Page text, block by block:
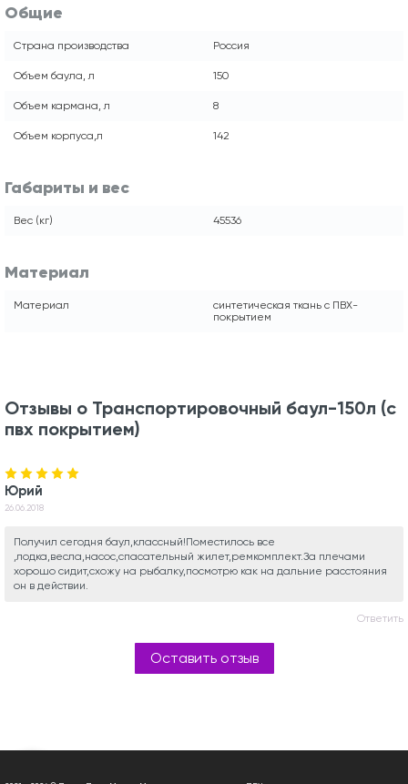
Общие
Страна производства Россия
Объем баула, л 150
Объем кармана, л 8
Объем корпуса,л 142
Габариты и вес
Вес (кг) 45536
Материал
Материал
синтетическая ткань с ПВХ-
покрытием
Отзывы о Транспортировочный баул-150л (с
пвх покрытием)
Юрий
26.06.2018
Получил сегодня баул,классный!Поместилось все
,лодка,весла,насос,спасательный жилет,ремкомплект.За плечами
хорошо сидит,схожу на рыбалку,посмотрю как на дальние расстояния
он в действии.
Ответить
Оставить отзыв